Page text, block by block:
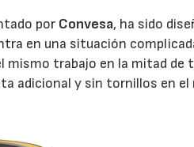
por Convesa, ha sido
en una situación
mismo trabajo en la mitad
adicional y sin tornillos en